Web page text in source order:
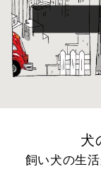
犬
飼い犬の生活